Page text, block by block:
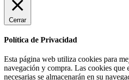
Cerrar
Política de Privacidad
Esta página web utiliza cookies para
navegación y compra. Las cookies que
necesarias se almacenarán en su